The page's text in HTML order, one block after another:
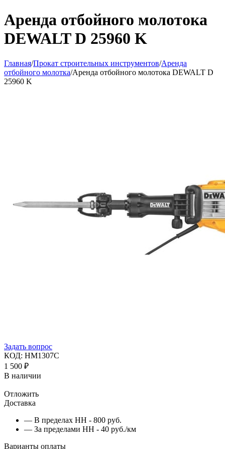
Аренда отбойного молотока
DEWALT D 25960 K
Главная/Прокат строительных инструментов/Аренда
отбойного молотка/Аренда отбойного молотока DEWALT D
25960 K
Задать вопрос
КОД: HM1307C
1 500 ₽
В наличии
Отложить
Доставка
— В пределах НН - 800 руб.
— За пределами НН - 40 руб./км
Варианты оплаты